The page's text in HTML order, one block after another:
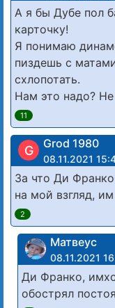
А я бы Дубе пол
карточку!
Я понимаю
пиздешь с
схлопотать.
Нам это надо?
11
G Grod 1980
08.11.2021
За что Ди
на мой взгляд,
2
Матвеус
08.11.2021
Ди Франко,
обострял